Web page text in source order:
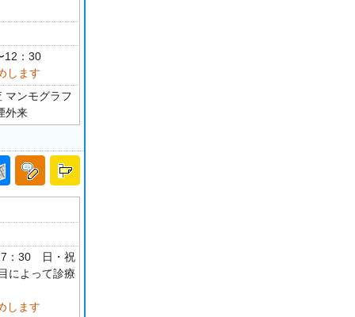
12：30
します
マンモグラフ
外来
：30 日・祝
によって診療
します